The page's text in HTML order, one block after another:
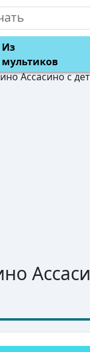
Из
мультиков
Ассасино с